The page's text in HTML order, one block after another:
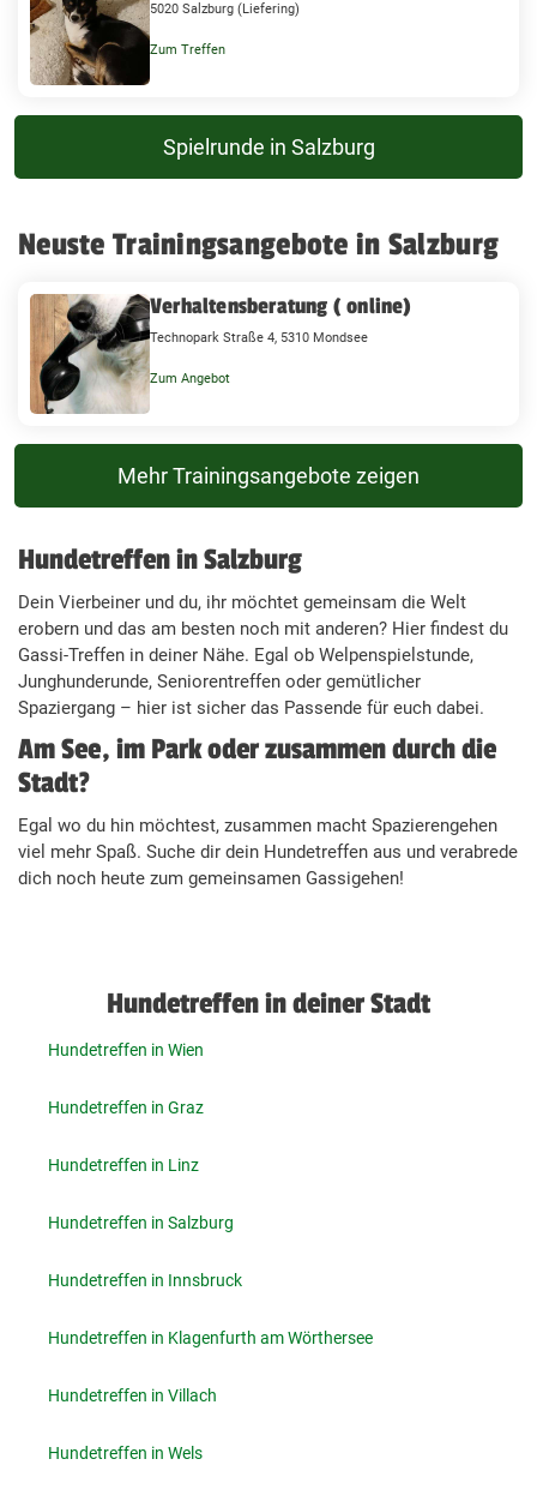
5020 Salzburg (Liefering)
Zum Treffen
Spielrunde in Salzburg
Neuste Trainingsangebote in Salzburg
Verhaltensberatung ( online)
Technopark Straße 4, 5310 Mondsee
Zum Angebot
Mehr Trainingsangebote zeigen
Hundetreffen in Salzburg
Dein Vierbeiner und du, ihr möchtet gemeinsam die Welt
erobern und das am besten noch mit anderen? Hier findest du
Gassi-Treffen in deiner Nähe. Egal ob Welpenspielstunde,
Junghunderunde, Seniorentreffen oder gemütlicher
Spaziergang – hier ist sicher das Passende für euch dabei.
Am See, im Park oder zusammen durch die
Stadt?
Egal wo du hin möchtest, zusammen macht Spazierengehen
viel mehr Spaß. Suche dir dein Hundetreffen aus und verabrede
dich noch heute zum gemeinsamen Gassigehen!
Hundetreffen in deiner Stadt
Hundetreffen in Wien
Hundetreffen in Graz
Hundetreffen in Linz
Hundetreffen in Salzburg
Hundetreffen in Innsbruck
Hundetreffen in Klagenfurth am Wörthersee
Hundetreffen in Villach
Hundetreffen in Wels